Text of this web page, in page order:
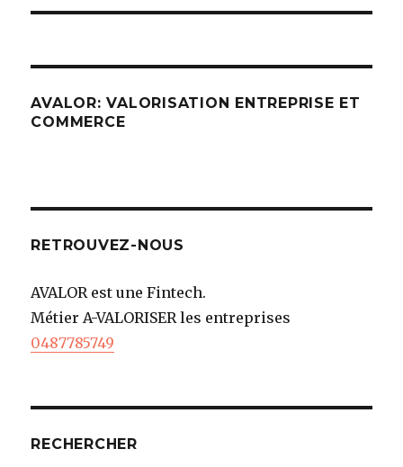
AVALOR: VALORISATION ENTREPRISE ET
COMMERCE
RETROUVEZ-NOUS
AVALOR est une Fintech.
Métier A-VALORISER les entreprises
0487785749
RECHERCHER